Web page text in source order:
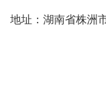
地址：湖南省株洲